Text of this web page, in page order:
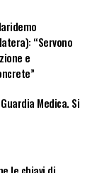
“Servono
e
Medica. Si